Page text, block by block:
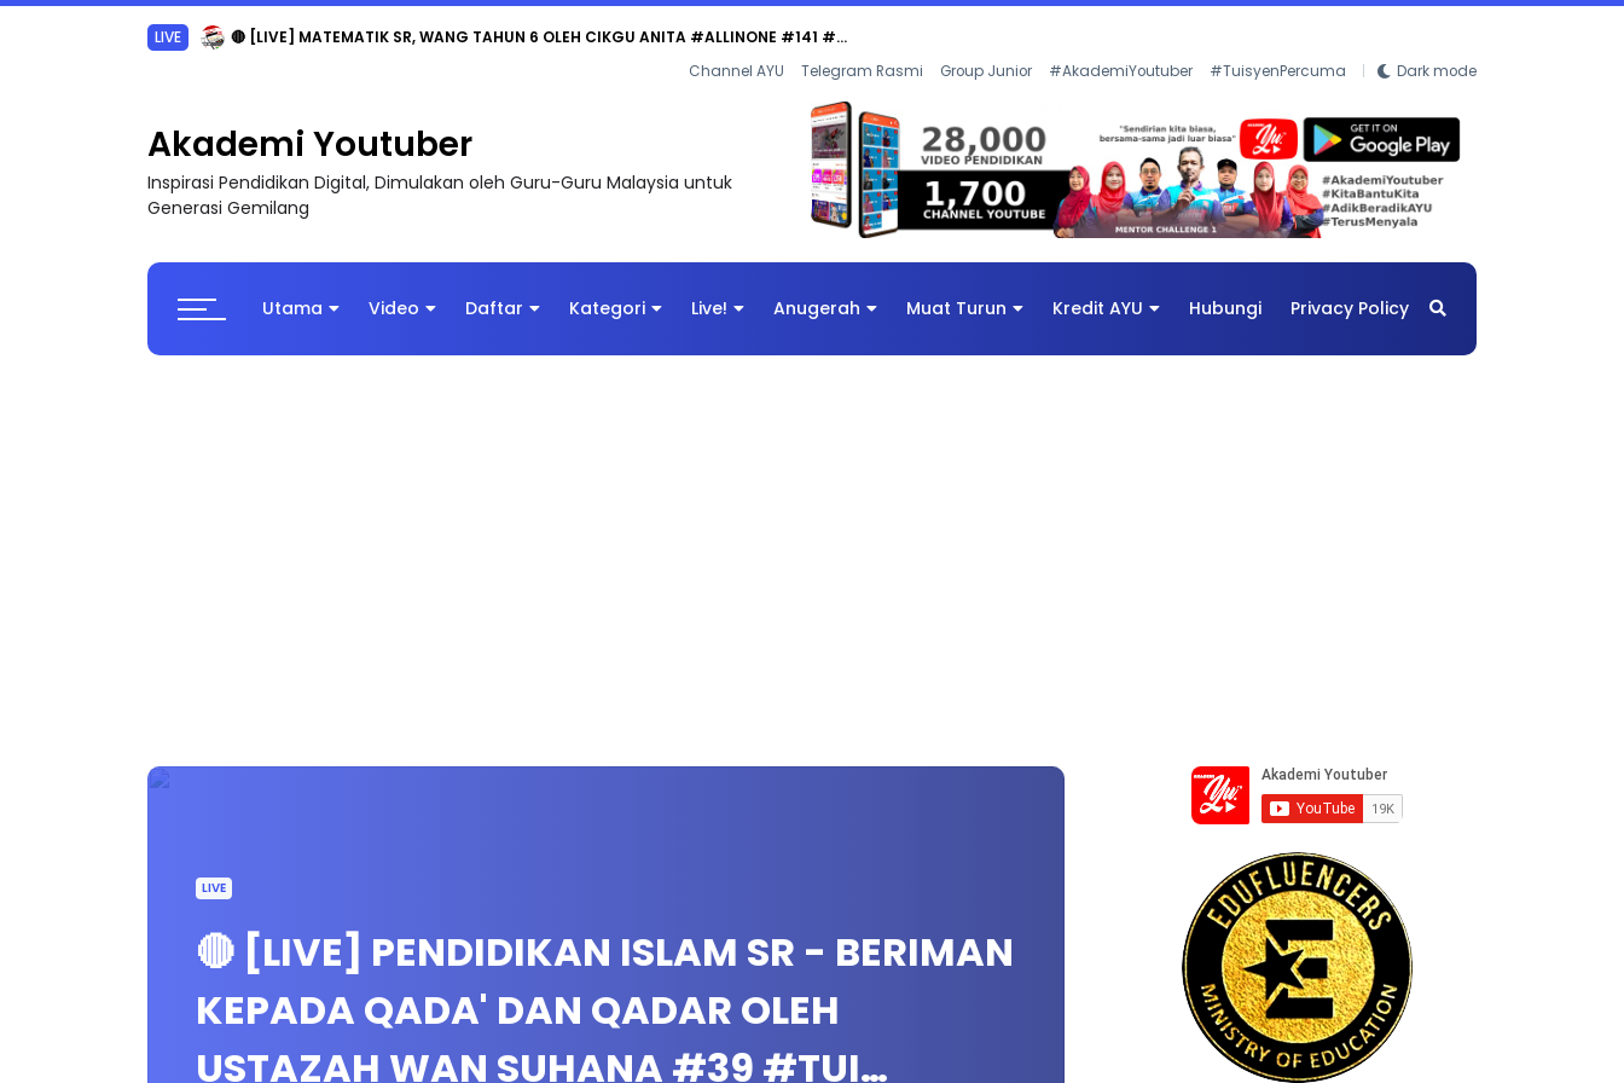
LIVE 🔴 [LIVE] MATEMATIK SR, WANG TAHUN 6 OLEH CIKGU ANITA #ALLINONE #141 #...
Channel AYU Telegram Rasmi Group Junior #AkademiYoutuber #TuisyenPercuma Dark mode
Akademi Youtuber
Inspirasi Pendidikan Digital, Dimulakan oleh Guru-Guru Malaysia untuk
Generasi Gemilang
Utama Video Daftar Kategori Live! Anugerah Muat Turun Kredit AYU Hubungi Privacy Policy
LIVE
🔴 [LIVE] PENDIDIKAN ISLAM SR - BERIMAN
KEPADA QADA' DAN QADAR OLEH
USTAZAH WAN SUHANA #39 #TUI…